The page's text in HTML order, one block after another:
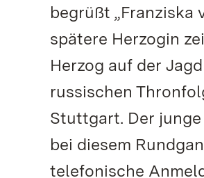
begrüßt „Franziska
spätere Herzogin
Herzog auf der
russischen
Stuttgart. Der
bei diesem
telefonische